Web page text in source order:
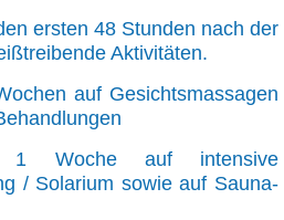
ersten 48 Stunden nach der
Aktivitäten.
auf Gesichtsmassagen
1 Woche auf intensive
/ Solarium sowie auf Sauna-